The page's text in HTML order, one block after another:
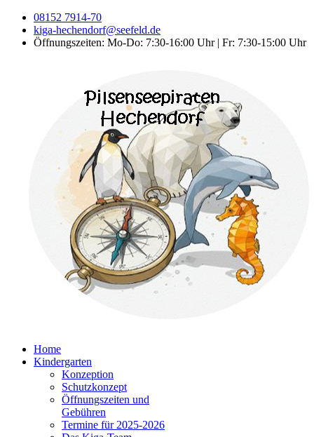
08152 7914-70
kiga-hechendorf@seefeld.de
Öffnungszeiten: Mo-Do: 7:30-16:00 Uhr | Fr: 7:30-15:00 Uhr
Home
Kindergarten
Konzeption
Schutzkonzept
Öffnungszeiten und
Gebühren
Termine für 2025-2026